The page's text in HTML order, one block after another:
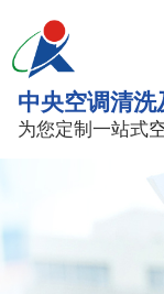
中央空调清洗
为您定制一站式